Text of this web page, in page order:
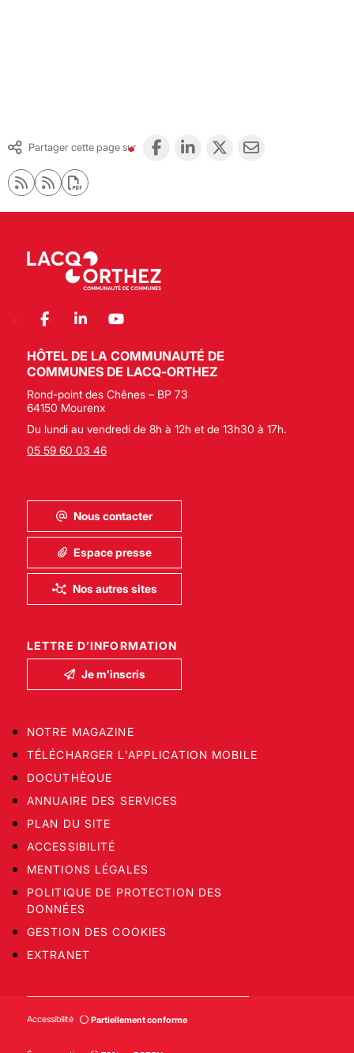
Partager cette page sur
HÔTEL DE LA COMMUNAUTÉ DE
COMMUNES DE LACQ-ORTHEZ
Rond-point des Chênes – BP 73
64150 Mourenx
Du lundi au vendredi de 8h à 12h et de 13h30 à 17h.
05 59 60 03 46
Nous contacter
Espace presse
Nos autres sites
LETTRE D’INFORMATION
Je m’inscris
NOTRE MAGAZINE
TÉLÉCHARGER L'APPLICATION MOBILE
DOCUTHÈQUE
ANNUAIRE DES SERVICES
PLAN DU SITE
ACCESSIBILITÉ
MENTIONS LÉGALES
POLITIQUE DE PROTECTION DES
DONNÉES
GESTION DES COOKIES
EXTRANET
Accessibilité Partiellement conforme